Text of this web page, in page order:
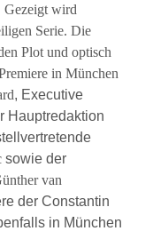
Gezeigt wird
Serie. Die
Plot und optisch
in München
, Executive
Hauptredaktion
sowie der
van
der Constantin
in München